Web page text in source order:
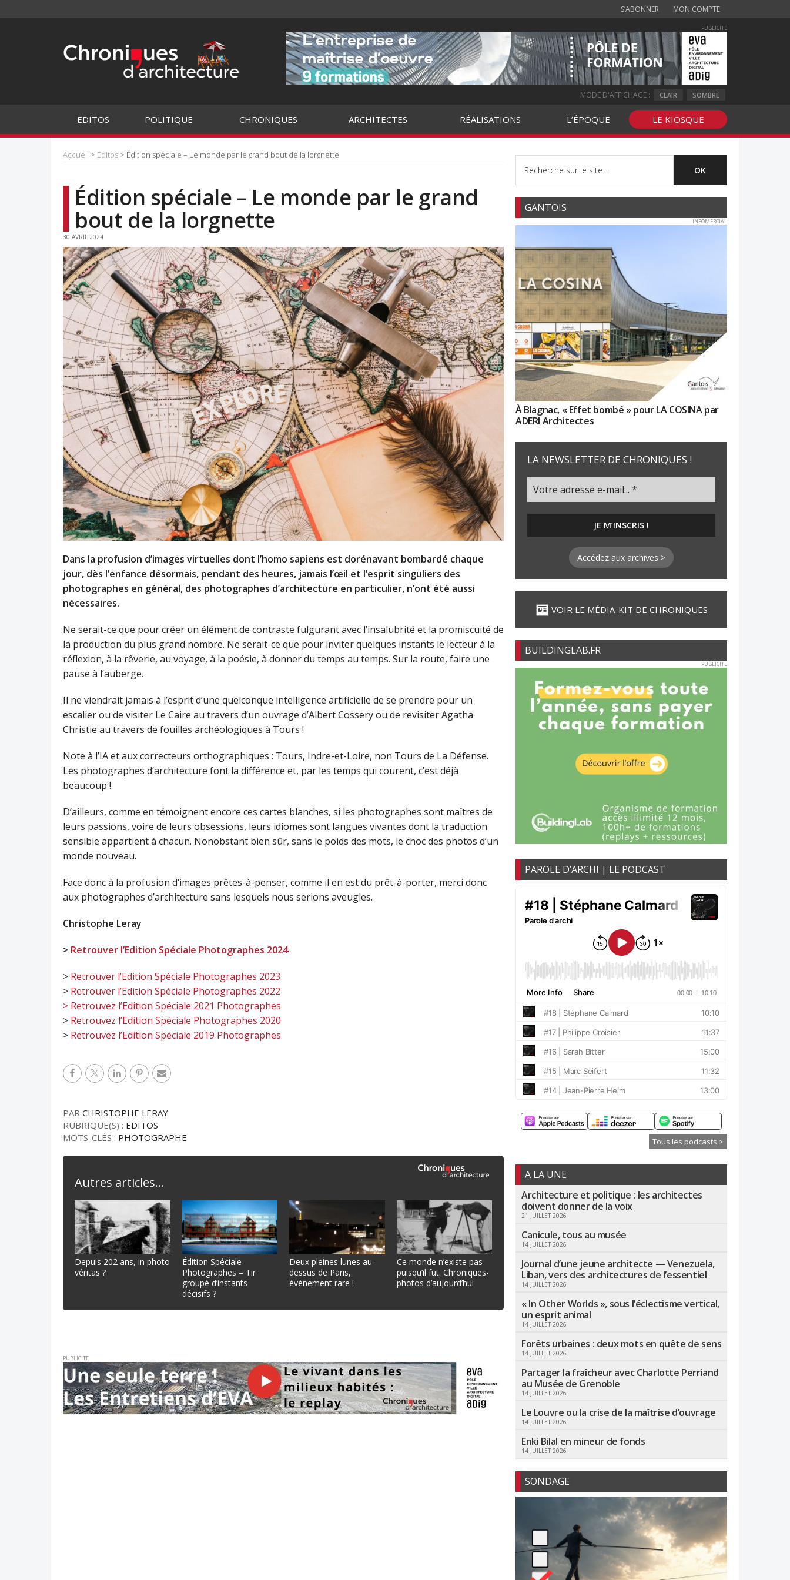
S’ABONNER MON COMPTE
PUBLICITE
MODE D'AFFICHAGE : CLAIR SOMBRE
EDITOS POLITIQUE CHRONIQUES ARCHITECTES RÉALISATIONS L’ÉPOQUE LE KIOSQUE
Accueil > Editos > Édition spéciale – Le monde par le grand bout de la lorgnette
Édition spéciale – Le monde par le grand
bout de la lorgnette
30 AVRIL 2024
Dans la profusion d’images virtuelles dont l’homo sapiens est dorénavant bombardé chaque
jour, dès l’enfance désormais, pendant des heures, jamais l’œil et l’esprit singuliers des
photographes en général, des photographes d’architecture en particulier, n’ont été aussi
nécessaires.
Ne serait-ce que pour créer un élément de contraste fulgurant avec l’insalubrité et la promiscuité de
la production du plus grand nombre. Ne serait-ce que pour inviter quelques instants le lecteur à la
réflexion, à la rêverie, au voyage, à la poésie, à donner du temps au temps. Sur la route, faire une
pause à l’auberge.
Il ne viendrait jamais à l’esprit d’une quelconque intelligence artificielle de se prendre pour un
escalier ou de visiter Le Caire au travers d’un ouvrage d’Albert Cossery ou de revisiter Agatha
Christie au travers de fouilles archéologiques à Tours !
Note à l’IA et aux correcteurs orthographiques : Tours, Indre-et-Loire, non Tours de La Défense.
Les photographes d’architecture font la différence et, par les temps qui courent, c’est déjà
beaucoup !
D’ailleurs, comme en témoignent encore ces cartes blanches, si les photographes sont maîtres de
leurs passions, voire de leurs obsessions, leurs idiomes sont langues vivantes dont la traduction
sensible appartient à chacun. Nonobstant bien sûr, sans le poids des mots, le choc des photos d’un
monde nouveau.
Face donc à la profusion d‘images prêtes-à-penser, comme il en est du prêt-à-porter, merci donc
aux photographes d’architecture sans lesquels nous serions aveugles.
Christophe Leray
> Retrouver l’Edition Spéciale Photographes 2024
> Retrouver l’Edition Spéciale Photographes 2023
> Retrouver l’Edition Spéciale Photographes 2022
> Retrouvez l’Edition Spéciale 2021 Photographes
> Retrouvez l’Edition Spéciale Photographes 2020
> Retrouvez l’Edition Spéciale 2019 Photographes
PAR CHRISTOPHE LERAY
RUBRIQUE(S) : EDITOS
MOTS-CLÉS : PHOTOGRAPHE
Autres articles...
Depuis 202 ans, in photo
véritas ?
Édition Spéciale
Photographes – Tir
groupé d’instants
décisifs ?
Deux pleines lunes au-
dessus de Paris,
évènement rare !
Ce monde n’existe pas
puisqu’il fut. Chroniques-
photos d’aujourd’hui
PUBLICITE
GANTOIS
INFOMERCIAL
À Blagnac, « Effet bombé » pour LA COSINA par
ADERI Architectes
LA NEWSLETTER DE CHRONIQUES !
Accédez aux archives >
VOIR LE MÉDIA-KIT DE CHRONIQUES
BUILDINGLAB.FR
PUBLICITE
PAROLE D’ARCHI | LE PODCAST
Tous les podcasts >
A LA UNE
Architecture et politique : les architectes
doivent donner de la voix
21 JUILLET 2026
Canicule, tous au musée
14 JUILLET 2026
Journal d’une jeune architecte — Venezuela,
Liban, vers des architectures de l’essentiel
14 JUILLET 2026
« In Other Worlds », sous l’éclectisme vertical,
un esprit animal
14 JUILLET 2026
Forêts urbaines : deux mots en quête de sens
14 JUILLET 2026
Partager la fraîcheur avec Charlotte Perriand
au Musée de Grenoble
14 JUILLET 2026
Le Louvre ou la crise de la maîtrise d’ouvrage
14 JUILLET 2026
Enki Bilal en mineur de fonds
14 JUILLET 2026
SONDAGE